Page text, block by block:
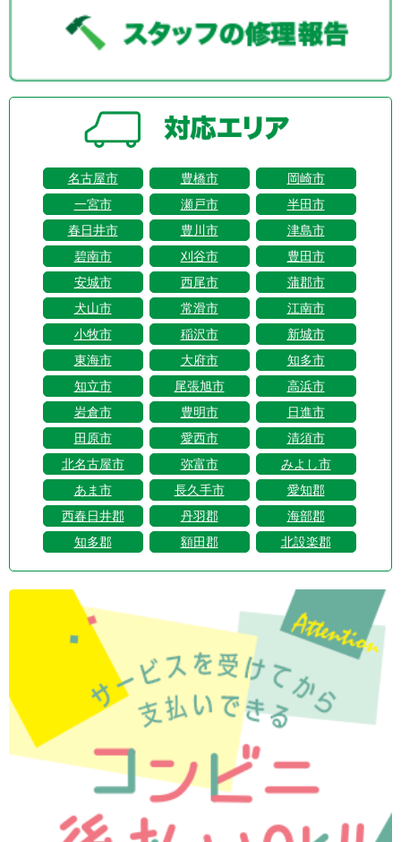
名古屋市 豊橋市
岡崎市
一宮市
瀬戸市
半田市
春日井市
豊川市
津島市
碧南市
刈谷市
豊田市
安城市
西尾市
蒲郡市
犬山市
常滑市
江南市
小牧市
稲沢市
新城市
東海市
大府市
知多市
知立市
尾張旭市
高浜市
岩倉市
豊明市
日進市
田原市
愛西市
清須市
北名古屋市
弥富市
みよし市
あま市
長久手市
愛知郡
西春日井郡
丹羽郡
海部郡
知多郡
額田郡 北設楽郡